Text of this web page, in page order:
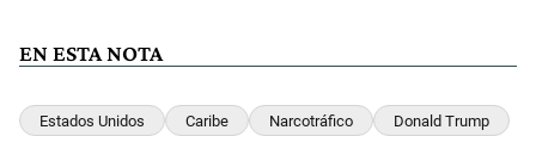
EN ESTA NOTA
Estados Unidos Caribe Narcotráfico Donald Trump